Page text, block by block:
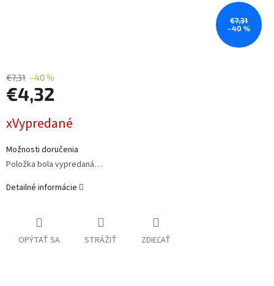
€7,31
–40 %
€7,31 –40 %
€4,32
cena:
xVypredané
Možnosti doručenia
Položka bola vypredaná…
Detailné informácie
OPÝTAŤ SA STRÁŽIŤ ZDIEĽAŤ